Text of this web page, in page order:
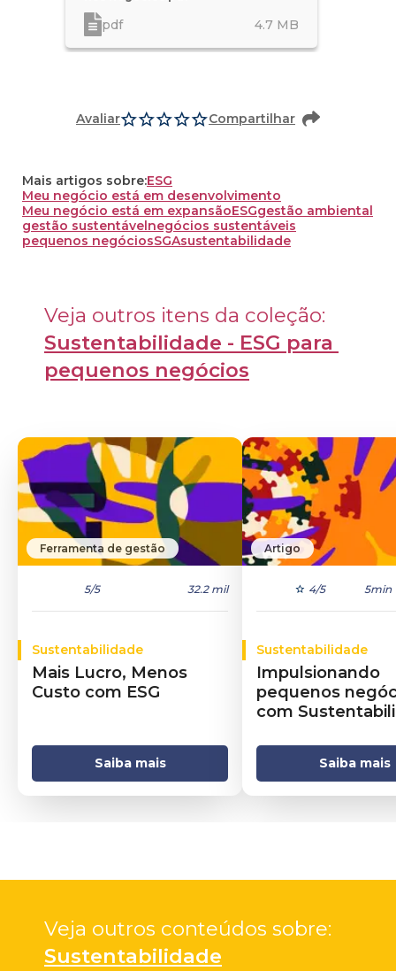
pdf 4.7 MB
Avaliar Compartilhar
Mais artigos sobre:ESG
Meu negócio está em desenvolvimento
Meu negócio está em expansãoESGgestão ambiental
gestão sustentávelnegócios sustentáveis
pequenos negóciosSGAsustentabilidade
Sustentabilidade - ESG para
pequenos negócios
Ferramenta de gestão
5/5 32.2 mil
Sustentabilidade
Mais Lucro, Menos
Custo com ESG
Saiba mais
Artigo
4/5 5min
Sustentabilidade
Impulsionando
pequenos
com
Saiba mais
Sustentabilidade